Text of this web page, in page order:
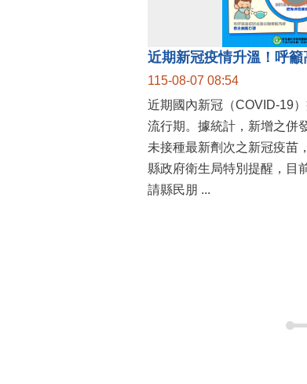
115-08-07 08:54
近期國內新冠（COVID-19
流行期。據統計，新增之併
未接種最新劑次之新冠疫苗
縣政府衛生局特別提醒，目
請縣民朋 ...